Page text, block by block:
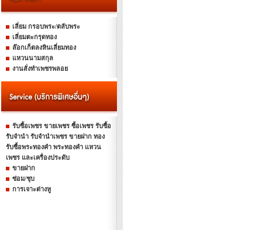
เลี่ยม กรอบพระ/ตลับพระ
เลี่ยมตะกรุดทอง
ล๊อกเก็ตลงหินเลี่ยมทอง
แหวนนามสกุล
งานสั่งทำเพชรพลอย
รับซื้อเพชร ขายเพชร ซื้อเพชร รับซื้อ
รับจำนำ รับจำนำเพชร ขายฝาก ทอง
รับซื้อพระทองคำ พระทองคำ แหวน
เพชร และเครื่องประดับ
ขายฝาก
ซ่อม/ชุบ
การเจาะต่างหู